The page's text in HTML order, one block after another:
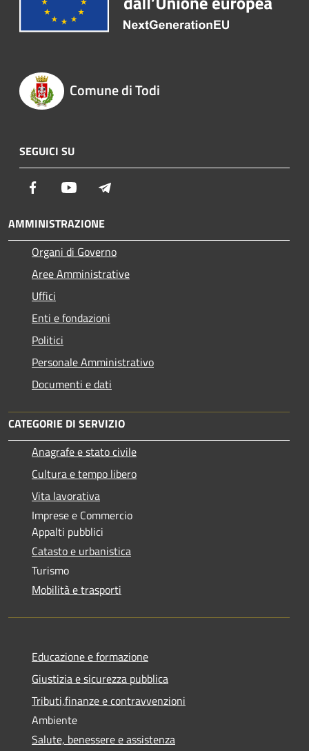
Comune di Todi
SEGUICI SU
Facebook Youtube
AMMINISTRAZIONE
Organi di Governo
Aree Amministrative
Uffici
Enti e fondazioni
Politici
Personale Amministrativo
Documenti e dati
CATEGORIE DI SERVIZIO
Anagrafe e stato civile
Cultura e tempo libero
Vita lavorativa
Imprese e Commercio
Appalti pubblici
Catasto e urbanistica
Turismo
Mobilità e trasporti
Educazione e formazione
Giustizia e sicurezza pubblica
Tributi,finanze e contravvenzioni
Ambiente
Salute, benessere e assistenza